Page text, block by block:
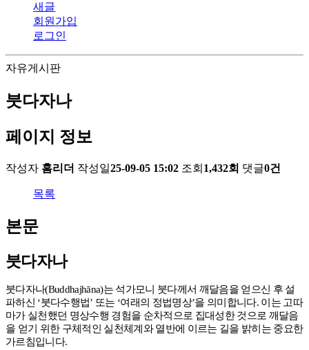
새글
회원가입
로그인
자유게시판
붓다자나
페이지 정보
작성자 홈리더 작성일25-09-05 15:02 조회 1,432회 댓글0건
목록
본문
붓다자나
붓다자나(Buddhajhāna)는 석가모니 붓다께서 깨달음을 얻으신 후 설
파하신 ‘붓다수행법’ 또는 ‘여래의 정법명상’을 의미합니다. 이는 고따
마가 실천했던 명상수행 경험을 순차적으로 집대성한 것으로 깨달음
을 얻기 위한 구체적인 실천체계와 열반에 이르는 길을 밝히는 중요한
가르침입니다.